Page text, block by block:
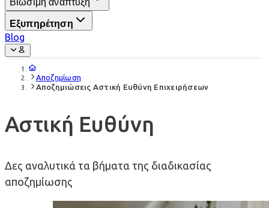
Βιώσιμη ανάπτυξη
Εξυπηρέτηση
Blog
Αποζημίωση
Αποζημιώσεις Αστική Ευθύνη Επιχειρήσεων
Αστική Ευθύνη
Δες αναλυτικά τα βήματα της διαδικασίας
αποζημίωσης